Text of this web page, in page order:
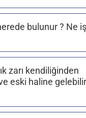
nerede bulunur ? Ne
zarı kendiliğinden
eski haline gelebilir